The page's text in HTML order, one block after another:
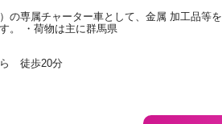
の専属チャーター車として、金属 加工品等を
。 ・荷物は主に群馬県
徒歩20分